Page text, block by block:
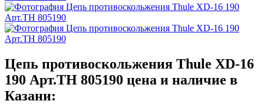
Цепь противоскольжения Thule XD-16
190 Арт.TH 805190 цена и наличие в
Казани: